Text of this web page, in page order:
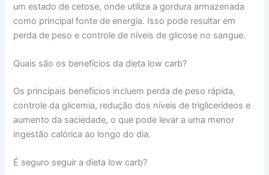
um estado de cetose, onde utiliza a gordura armazenada
como principal fonte de energia. Isso pode resultar em
perda de peso e controle de níveis de glicose no sangue.
Quais são os benefícios da dieta low carb?
Os principais benefícios incluem perda de peso rápida,
controle da glicemia, redução dos níveis de triglicerídeos e
aumento da saciedade, o que pode levar a uma menor
ingestão calórica ao longo do dia.
É seguro seguir a dieta low carb?